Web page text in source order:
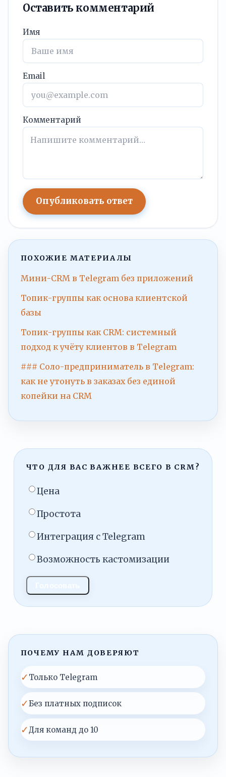
Оставить комментарий
Имя
Email
Комментарий
Опубликовать ответ
ПОХОЖИЕ МАТЕРИАЛЫ
Мини-CRM в Telegram без приложений
Топик-группы как основа клиентской
базы
Топик-группы как CRM: системный
подход к учёту клиентов в Telegram
### Соло-предприниматель в Telegram:
как не утонуть в заказах без единой
копейки на CRM
ЧТО ДЛЯ ВАС ВАЖНЕЕ ВСЕГО В CRM?
Цена
Простота
Интеграция с Telegram
Возможность кастомизации
ПОЧЕМУ НАМ ДОВЕРЯЮТ
✓ Только Telegram
✓Без платных подписок
✓ Для команд до 10